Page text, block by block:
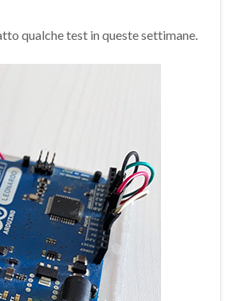
qualche test in queste settimane.